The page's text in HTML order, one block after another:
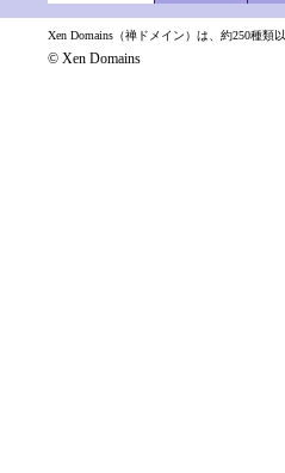
Xen Domains（禅ドメイン）は、約250種
© Xen Domains